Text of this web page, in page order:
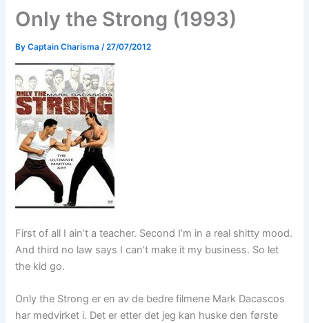
Only the Strong (1993)
ByCaptain Charisma /27/07/2012
First of all I ain’t a teacher. Second I’m in a real shitty mood.
And third no law says I can’t make it my business. So let
the kid go.
Only the Strong er en av de bedre filmene Mark Dacascos
har medvirket i. Det er etter det jeg kan huske den første